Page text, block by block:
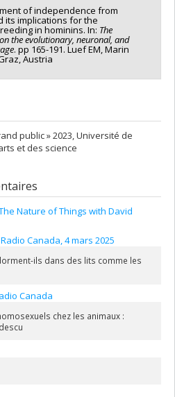
of independence from
its implications for the
in hominins. In: The
the evolutionary, neuronal, and
. pp 165-191. Luef EM, Marin
Austria
public » 2023, Université de
et des science
Nature of Things with David
Canada, 4 mars 2025
ils dans des lits comme les
Canada
chez les animaux :